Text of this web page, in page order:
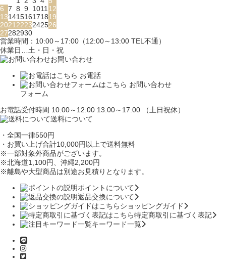
6 7 8 9 1011 12
13141516171819
2021 2223242526
27282930
営業時間：10:00～17:00（12:00～13:00 TEL不通）
休業日…土・日・祝
お問い合わせ
お電話
お問い合わせ
フォーム
お電話受付時間 10:00～12:00 13:00～17:00 （土日祝休）
送料について
・全国一律550円
・お買い上げ合計10,000円 以上で送料無料
※一部対象外商品がございます。
※北海道1,100円
、沖縄2,200円
※離島や大型商品は別途お見積りとなります。
ポイントについて
返品交換について
ショッピングガイド
特定商取引に基づく表記
キーワード一覧